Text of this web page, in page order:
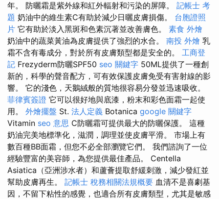
年。 防曬霜是紫外線和紅外輻射和污染的屏障。 記帳士 考
題 奶油中的維生素C有助於減少日曬皮膚損傷。 台胞證照
片 它有助於淡入黑斑和色素沉著並改善膚色。 素食 外燴
奶油中的蔬菜黃油為皮膚提供了強烈的水合。 南投 外燴 乳
霜不含有毒成分，對於所有皮膚類型都是安全的。 工商登
記 Frezyderm防曬SPF50 seo 關鍵字 50ML提供了一種創
新的，科學的聲音配方，可有效保護皮膚免受有害射線的影
響。 它的淺色，天鵝絨般的質地很容易分發並迅速吸收。
菲律賓簽證 它可以很好地與底漆，粉末和彩色面霜一起使
用。 外燴擺盤 St. 法人定義 Botanica google 關鍵字
Vitamin seo 意思 C防曬霜可提供最大的防曬保護。 這種
奶油完美地標準化，滋潤，調理並使皮膚平滑。 市場上有
數百種BB面霜，但您不必全部瀏覽它們。 我們諮詢了一位
經驗豐富的美容師，為您提供最佳產品。 Centella
Asiatica（亞洲涉水者）和蘆薈提取舒緩刺激，減少發紅並
幫助皮膚再生。 記帳士 稅務相關法規概要 血清不是喜劇基
因，不留下粘性的感覺，也適合所有皮膚類型，尤其是敏感